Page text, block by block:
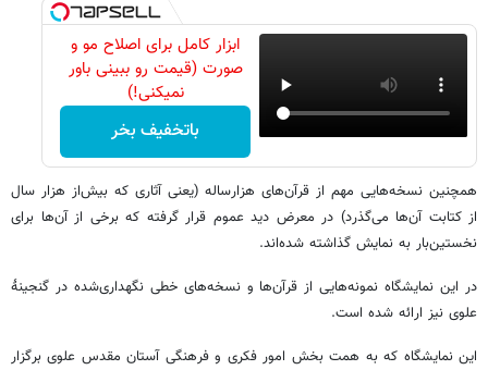
ابزار کامل برای اصلاح مو و
صورت (قیمت رو ببینی باور
نمیکنی!)
باتخفیف بخر
همچنین نسخه‌هایی مهم از قرآن‌های هزارساله (یعنی آثاری که بیش‌از هزار سال
از کتابت آن‌ها می‌گذرد) در معرض دید عموم قرار گرفته که برخی از آن‌ها برای
نخستین‌بار به نمایش گذاشته شده‌اند.
در این نمایشگاه نمونه‌هایی از قرآن‌ها و نسخه‌های خطی نگهداری‌شده در گنجینۀ
علوی نیز ارائه شده است.
این نمایشگاه که به همت بخش امور فکری و فرهنگی آستان مقدس علوی برگزار